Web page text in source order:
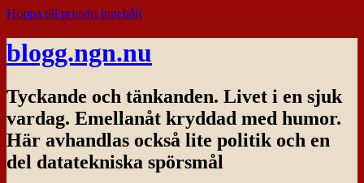
Hoppa till primärt innehåll
blogg.ngn.nu
Tyckande och tänkanden. Livet i en sjuk
vardag. Emellanåt kryddad med humor.
Här avhandlas också lite politik och en
del datatekniska spörsmål